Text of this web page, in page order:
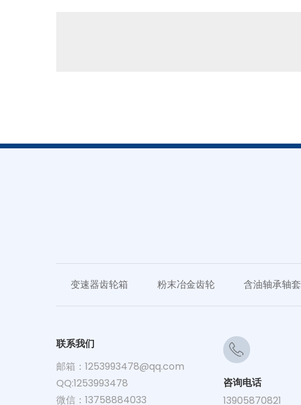
变速器齿轮箱 粉末冶金齿轮 含油轴承轴套
联系我们
邮箱：1253993478@qq.com
QQ:1253993478
微信：13758884033
咨询电话
13905870821